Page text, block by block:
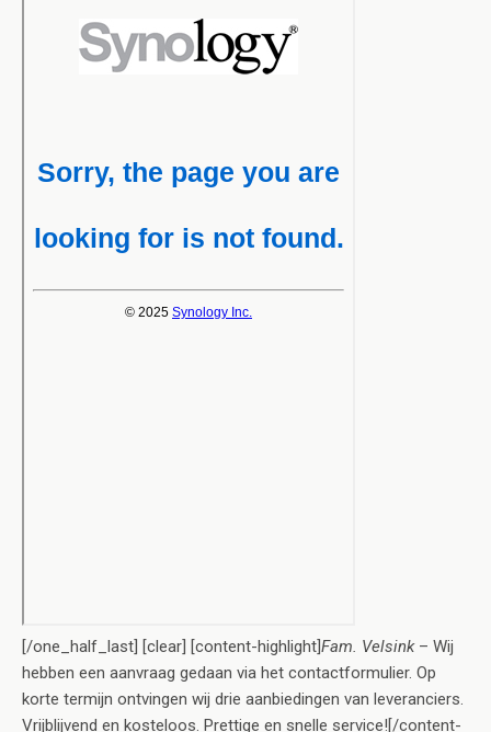
[/one_half_last] [clear] [content-highlight]Fam. Velsink– Wij
hebben een aanvraag gedaan via het contactformulier. Op
korte termijn ontvingen wij drie aanbiedingen van leveranciers.
Vrijblijvend en kosteloos. Prettige en snelle service![/content-